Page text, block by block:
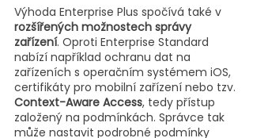
Výhoda Enterprise Plus spočívá také v
rozšířených možnostech správy
zařízení. Oproti Enterprise Standard
nabízí například ochranu dat na
zařízeních s operačním systémem iOS,
certifikáty pro mobilní zařízení nebo tzv.
Context-Aware Access, tedy přístup
založený na podmínkách. Správce tak
může nastavit podrobné podmínky